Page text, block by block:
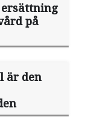
ersättning
på
är den